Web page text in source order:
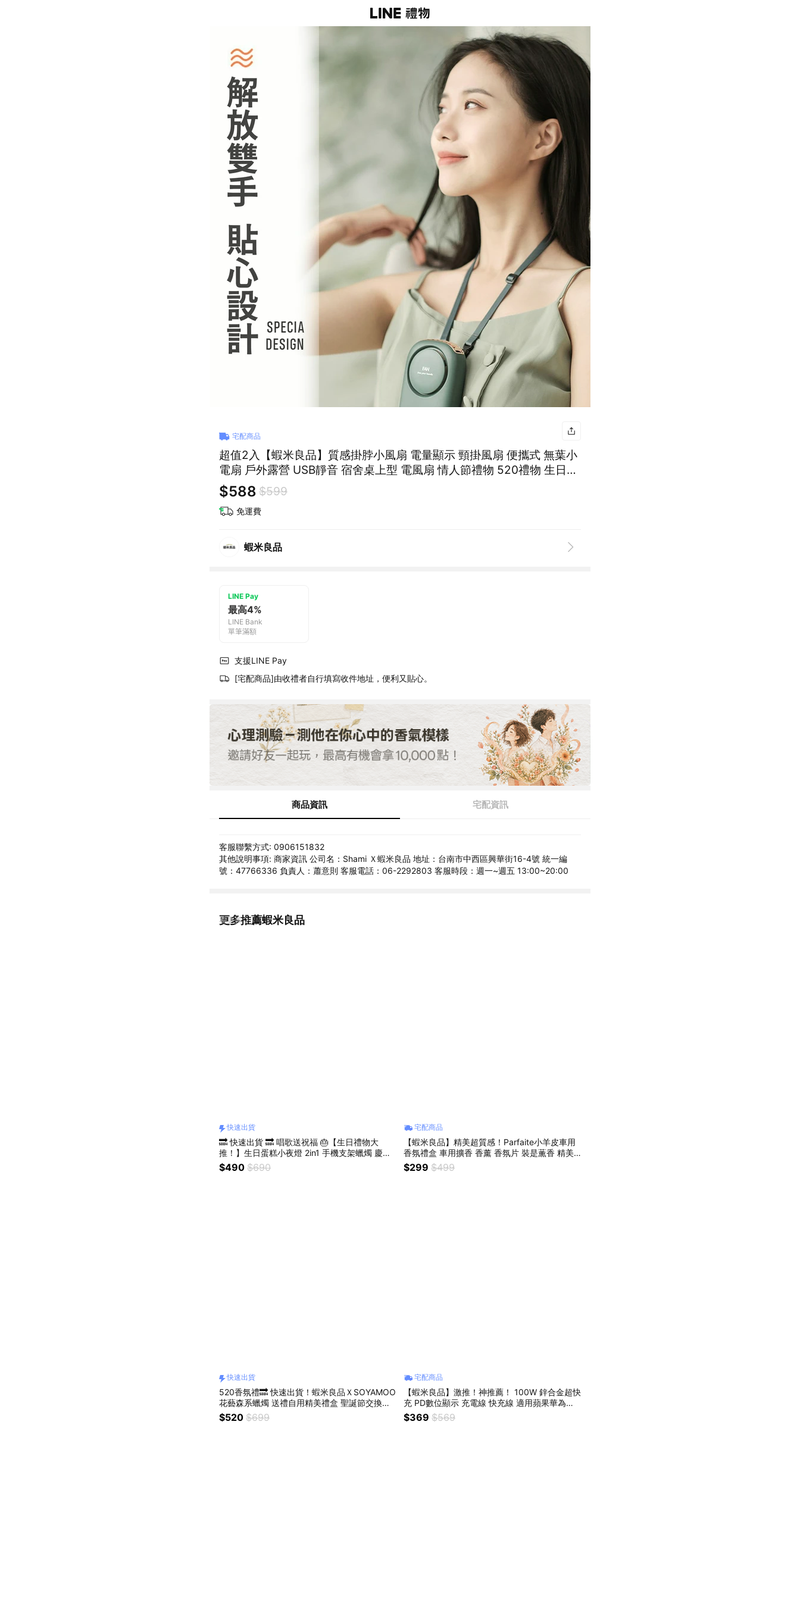
宅配商品
超值2入【蝦米良品】質感掛脖小風扇 電量顯示 頸掛風扇 便攜式 無葉小
電扇 戶外露營 USB靜音 宿舍桌上型 電風扇 情人節禮物 520禮物 生日實
用禮物
$588 $599
免運費
蝦米良品
LINE Pay
最高4%
LINE Bank
單筆滿額
支援LINE Pay
[宅配商品]由收禮者自行填寫收件地址，便利又貼心。
商品資訊 宅配資訊
客服聯繫方式: 0906151832
其他說明事項: 商家資訊 公司名：Shami Ｘ蝦米良品 地址：台南市中西區興華街16-4號 統一編
號：47766336 負責人：蕭意則 客服電話：06-2292803 客服時段：週一~週五 13:00~20:00
更多推薦蝦米良品
看更多
快速出貨
🔜 快速出貨 🔜 唱歌送祝福 🎂【生日禮物大
推！】生日蛋糕小夜燈 2in1 手機支架蠟燭 慶生
床頭燈 臥室氛圍燈 情人節禮物 交換禮物【蝦米
良品】
$490 $690
宅配商品
【蝦米良品】精美超質感！Parfaite小羊皮車用
香氛禮盒 車用擴香 香薰 香氛片 裝是薫香 精美
生日/星座/聖誕禮物
$299 $499
快速出貨
520香氛禮🔜 快速出貨！蝦米良品ＸSOYAMOO
花藝森系蠟燭 送禮自用精美禮盒 聖誕節交換禮
物 情人節禮物 生日禮物 畢業禮物
$520 $699
宅配商品
【蝦米良品】激推！神推薦！ 100W 鋅合金超快
充 PD數位顯示 充電線 快充線 適用蘋果華為小
米手機 iPhone
$369 $569